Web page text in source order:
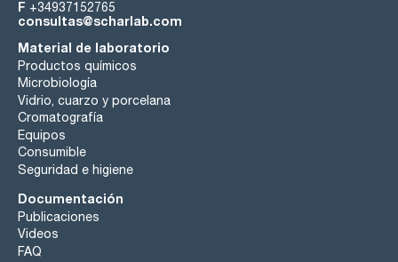
F +34937152765
consultas@scharlab.com
Material de laboratorio
Productos químicos
Microbiología
Vidrio, cuarzo y porcelana
Cromatografía
Equipos
Consumible
Seguridad e higiene
Documentación
Publicaciones
Videos
FAQ